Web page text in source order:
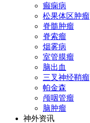
癫痫病
松果体区肿瘤
脊髓肿瘤
脊索瘤
烟雾病
室管膜瘤
脑出血
三叉神经鞘瘤
帕金森
颅咽管瘤
脑肿瘤
神外资讯